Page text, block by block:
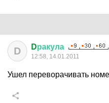
D Dракула
12:58, 14.01.2011
Ушел переворачивать